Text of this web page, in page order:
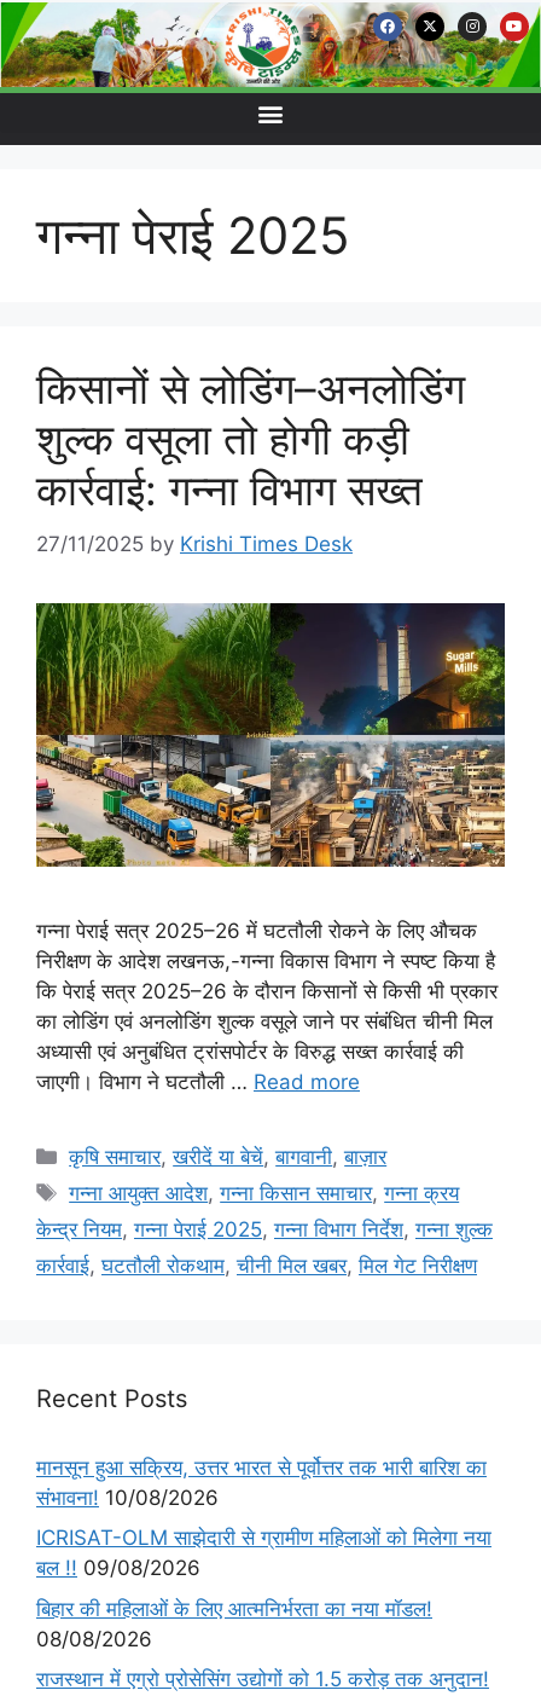
गन्ना पेराई 2025
किसानों से लोडिंग–अनलोडिंग
शुल्क वसूला तो होगी कड़ी
कार्रवाई: गन्ना विभाग सख्त
27/11/2025 by Krishi Times Desk
गन्ना पेराई सत्र 2025–26 में घटतौली रोकने के लिए औचक
निरीक्षण के आदेश लखनऊ,-गन्ना विकास विभाग ने स्पष्ट किया है
कि पेराई सत्र 2025–26 के दौरान किसानों से किसी भी प्रकार
का लोडिंग एवं अनलोडिंग शुल्क वसूले जाने पर संबंधित चीनी मिल
अध्यासी एवं अनुबंधित ट्रांसपोर्टर के विरुद्ध सख्त कार्रवाई की
जाएगी। विभाग ने घटतौली … Read more
कृषि समाचार,खरीदें या बेचें,बागवानी,बाज़ार
गन्ना आयुक्त आदेश,गन्ना किसान समाचार,गन्ना क्रय
केन्द्र नियम,गन्ना पेराई 2025,गन्ना विभाग निर्देश,गन्ना शुल्क
कार्रवाई,घटतौली रोकथाम,चीनी मिल खबर,मिल गेट निरीक्षण
Recent Posts
मानसून हुआ सक्रिय, उत्तर भारत से पूर्वोत्तर तक भारी बारिश का
संभावना! 10/08/2026
ICRISAT-OLM साझेदारी से ग्रामीण महिलाओं को मिलेगा नया
बल !! 09/08/2026
बिहार की महिलाओं के लिए आत्मनिर्भरता का नया मॉडल!
08/08/2026
राजस्थान में एग्रो प्रोसेसिंग उद्योगों को 1.5 करोड़ तक अनुदान!